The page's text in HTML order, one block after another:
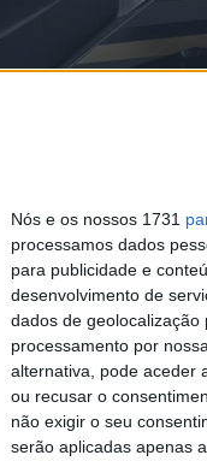
Nós e os nossos 1731
processamos dados
para publicidade e
desenvolvimento de
dados de
processamento por
alternativa, pode aceder
ou recusar o
não exigir o seu
serão aplicadas apenas